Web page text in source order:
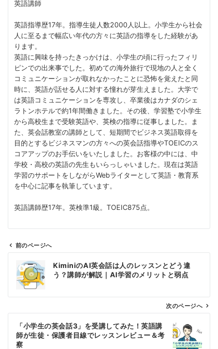
英語講師
英語指導歴17年。指導生徒人数2000人以上。小学生から社会
人に至るまで幅広い年代の方々に英語の指導をした経験があ
ります。
英語に興味を持ったきっかけは、小学生の頃に行ったフィリ
ピンでの出来事でした。初めての海外旅行で現地の人と全く
コミュニケーションが取れなかったことに恐怖を覚えたと同
時に、英語が話せる人に対する憧れが芽生えました。大学で
は英語コミュニケーションを専攻し、卒業後はカナダのシェ
ラトンホテルで約1年間働きました。その後、学習塾で小学生
から高校生まで受験英語や、英検の指導に従事しました。ま
た、英会話教室の講師として、短期間でビジネス英語取得を
目的とするビジネスマンの方々への英会話指導やTOEICのス
コアアップのお手伝いをいたしました。お客様の中には、中
学校・高校の英語の先生もいらっしゃいました。現在は英語
学習のサポートをしながらWebライターとして英語・教育系
を中心に記事を執筆しています。
英語講師歴17年。英検準1級。TOEIC875点。
ビ
前のページへ
KiminiのAI英会話は人のレッスンとどう違
う？講師が解説｜AI学習のメリットと弱点
次のページへ
「小学生の英会話3」を受講してみた！英語講
師が生徒・保護者目線でレッスンレビュー＆考
察